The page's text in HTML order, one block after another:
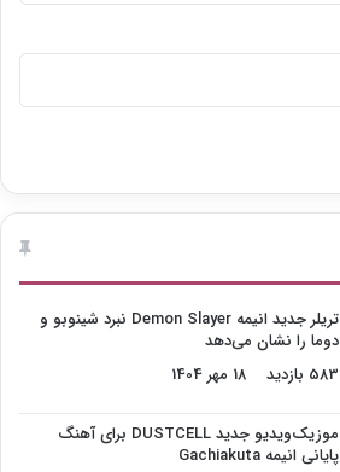
تریلر جدید انیمه Demon Slayer نبرد شینوبو و
دوما را نشان می‌دهد
583 بازدید
18 مهر 1404
موزیک‌ویدیو جدید DUSTCELL برای آهنگ
پایانی انیمه Gachiakuta